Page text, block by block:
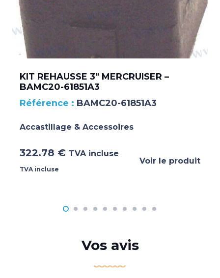
KIT REHAUSSE 3″ MERCRUISER –
BAMC20-61851A3
BAMC20-61851A3
Accastillage & Accessoires
322.78 € TVA incluse
TVA incluse
Voir le produit
Vos avis